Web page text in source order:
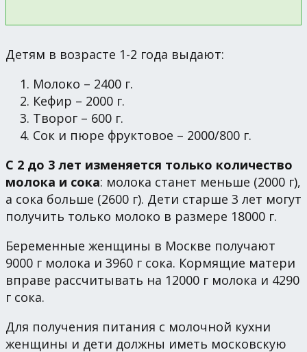
Детям в возрасте 1-2 года выдают:
Молоко – 2400 г.
Кефир – 2000 г.
Творог – 600 г.
Сок и пюре фруктовое – 2000/800 г.
С 2 до 3 лет изменяется только количество
молока и сока: молока станет меньше (2000 г),
а сока больше (2600 г). Дети старше 3 лет могут
получить только молоко в размере 18000 г.
Беременные женщины в Москве получают
9000 г молока и 3960 г сока. Кормящие матери
вправе рассчитывать на 12000 г молока и 4290
г сока.
Для получения питания с молочной кухни
женщины и дети должны иметь московскую